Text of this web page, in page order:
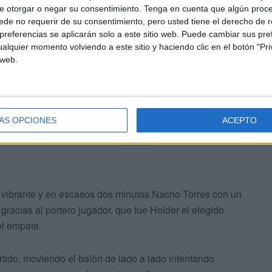
otorgar o negar su consentimiento. Tenga en cuenta que algún
no requerir de su consentimiento, pero usted tiene el derecho de
se aplicarán solo a este sitio web. Puede cambiar sus
momento volviendo a este sitio y haciendo clic en el botón
OPCIONES ACEPTO
en ventaja a los visitantes para poner el cuarto en el
fruto del buen trabajo de los maños en línea
en la salida de balón de los blancos.
y en escasos dos minutos Nacho Torres con un
al portero jugador, que fue Helder el elegido
empate.
moviendo el balón de lado a lado intentando